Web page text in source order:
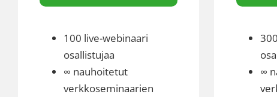
100 live-webinaari
osallistujaa
∞ nauhoitetut
verkkoseminaarien
∞